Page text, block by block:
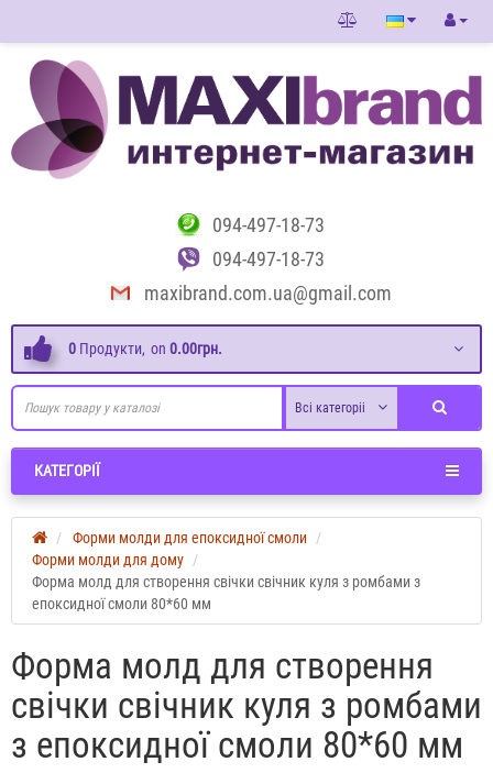
094-497-18-73
094-497-18-73
maxibrand.com.ua@gmail.com
0 Продукти, on 0.00грн.
Всі категоріі
КАТЕГОРІЇ
Форми молди для епоксидної смоли
Форми молди для дому
Форма молд для створення свічки свічник куля з ромбами з
епоксидної смоли 80*60 мм
Форма молд для створення
свічки свічник куля з ромбами
з епоксидної смоли 80*60 мм